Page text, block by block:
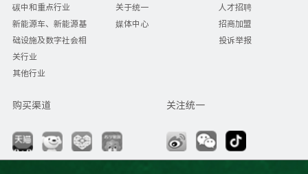
碳中和重点行业
新能源车、新能源基
础设施及数字社会相
关行业
其他行业
关于统一
媒体中心
人才招聘
招商加盟
投诉举报
购买渠道 关注统一